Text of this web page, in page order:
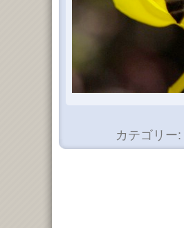
カテゴリー: